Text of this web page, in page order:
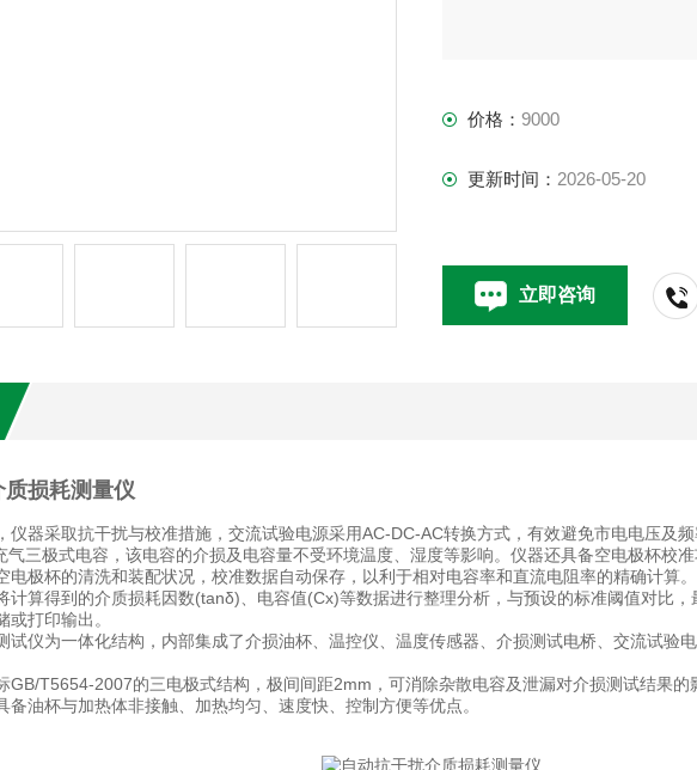
价格：9000
更新时间： 2026-05-20
立即咨询
损耗测量仪
仪器采取抗干扰与校准措施，交流试验电源采用AC-DC-AC转换方式，有效避免市电电压及
气三极式电容，该电容的介损及电容量不受环境温度、湿度等影响。仪器还具备空电极杯校
电极杯的清洗和装配状况，校准数据自动保存，以利于相对电容率和直流电阻率的精确计算。
计算得到的介质损耗因数(tanδ)、电容值(Cx)等数据进行整理分析，与预设的标准阈值对比，
或打印输出。
试仪为一体化结构，内部集成了介损油杯、温控仪、温度传感器、介损测试电桥、交流试验
GB/T5654-2007的三电极式结构，极间间距2mm，可消除杂散电容及泄漏对介损测试结果
备油杯与加热体非接触、加热均匀、速度快、控制方便等优点。